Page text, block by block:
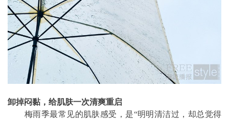
卸掉闷黏，给肌肤一次清爽重启
梅雨季最常见的肌肤感受，是“明明清洁过，却总觉得